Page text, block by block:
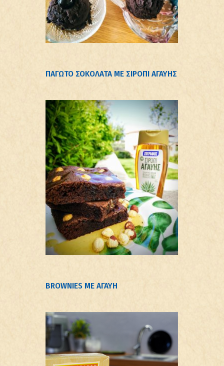
ΠΑΓΩΤΌ ΣΟΚΟΛΆΤΑ ΜΕ ΣΙΡΌΠΙ ΑΓΑΎΗΣ
BROWNIES ME ΑΓΑΥΗ